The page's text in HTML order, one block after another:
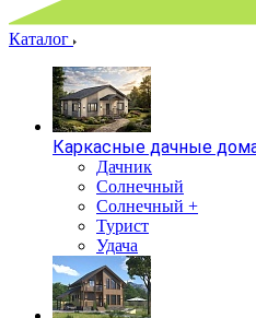
Каталог
Каркасные дачные
Дачник
Солнечный
Солнечный +
Турист
Удача